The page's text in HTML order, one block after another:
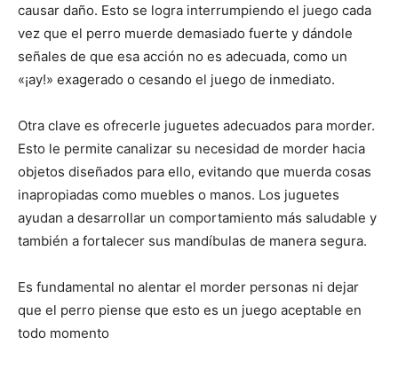
causar daño. Esto se logra interrumpiendo el juego cada
vez que el perro muerde demasiado fuerte y dándole
señales de que esa acción no es adecuada, como un
«¡ay!» exagerado o cesando el juego de inmediato.
Otra clave es ofrecerle juguetes adecuados para morder.
Esto le permite canalizar su necesidad de morder hacia
objetos diseñados para ello, evitando que muerda cosas
inapropiadas como muebles o manos. Los juguetes
ayudan a desarrollar un comportamiento más saludable y
también a fortalecer sus mandíbulas de manera segura.
Es fundamental no alentar el morder personas ni dejar
que el perro piense que esto es un juego aceptable en
todo momento